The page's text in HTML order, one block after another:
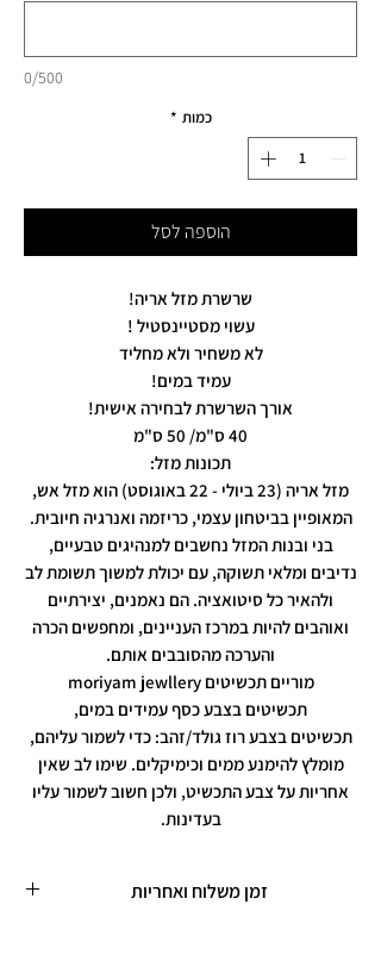
0/500
כמות *
הוספה לסל
שרשרת מזל אריה!
עשוי מסטיינסטיל !
לא משחיר ולא מחליד
עמיד במים!
אורך השרשרת לבחירה אישית!
40 ס"מ/ 50 ס"מ
תכונות מזל:
מזל אריה (23 ביולי - 22 באוגוסט) הוא מזל אש,
המאופיין בביטחון עצמי, כריזמה ואנרגיה חיובית.
בני ובנות המזל נחשבים למנהיגים טבעיים,
נדיבים ומלאי תשוקה, עם יכולת למשוך תשומת לב
ולהאיר כל סיטואציה. הם נאמנים, יצירתיים
ואוהבים להיות במרכז העניינים, ומחפשים הכרה
והערכה מהסובבים אותם.
מוריים תכשיטים moriyam jewllery
תכשיטים בצבע כסף עמידים במים,
תכשיטים בצבע רוז גולד/זהב: כדי לשמור עליהם,
מומלץ להימנע ממים וכימיקלים. שימו לב שאין
אחריות על צבע התכשיט, ולכן חשוב לשמור עליו
בעדינות.
זמן משלוח ואחריות